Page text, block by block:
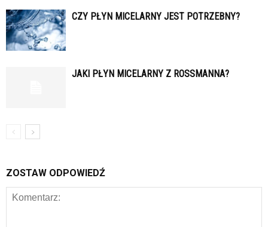
CZY PŁYN MICELARNY JEST POTRZEBNY?
JAKI PŁYN MICELARNY Z ROSSMANNA?
ZOSTAW ODPOWIEDŹ